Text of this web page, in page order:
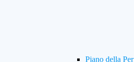
Piano della